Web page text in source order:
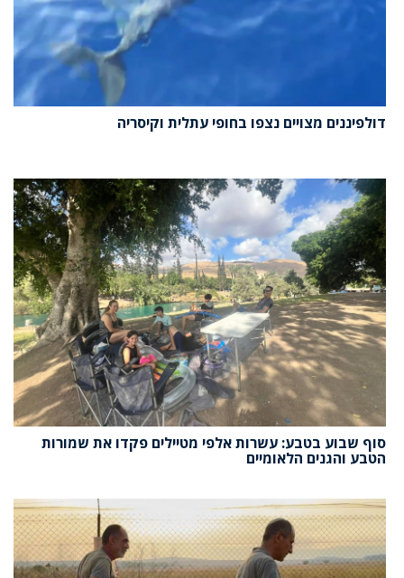
דולפיננים מצויים נצפו בחופי עתלית וקיסריה
סוף שבוע בטבע: עשרות אלפי מטיילים פקדו את שמורות
הטבע והגנים הלאומיים